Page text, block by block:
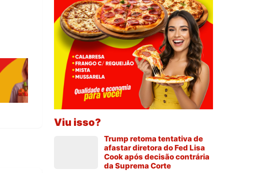
Viu isso?
Trump retoma tentativa de
afastar diretora do Fed Lisa
Cook após decisão contrária
da Suprema Corte